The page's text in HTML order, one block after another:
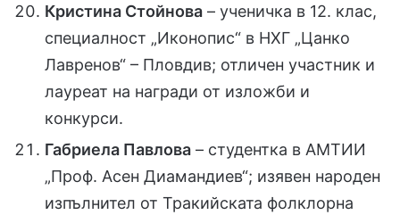
Кристина Стойнова – ученичка в 12. клас,
специалност „Иконопис“ в НХГ „Цанко
Лавренов“ – Пловдив; отличен участник и
лауреат на награди от изложби и
конкурси.
Габриела Павлова – студентка в АМТИИ
„Проф. Асен Диамандиев“; изявен народен
изпълнител от Тракийската фолклорна